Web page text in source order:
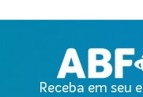
Receba em seu